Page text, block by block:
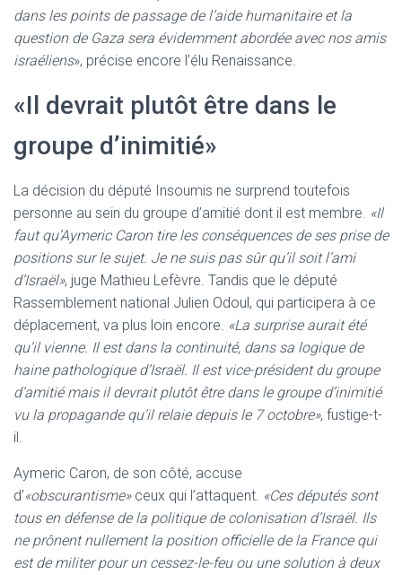
dans les points de passage de l’aide humanitaire et la
question de Gaza sera évidemment abordée avec nos amis
israéliens», précise encore l’élu Renaissance.
«Il devrait plutôt être dans le
groupe d’inimitié»
La décision du député Insoumis ne surprend toutefois
personne au sein du groupe d’amitié dont il est membre. «Il
faut qu’Aymeric Caron tire les conséquences de ses prise de
positions sur le sujet. Je ne suis pas sûr qu’il soit l’ami
d’Israël», juge Mathieu Lefèvre. Tandis que le député
Rassemblement national Julien Odoul, qui participera à ce
déplacement, va plus loin encore. «La surprise aurait été
qu’il vienne. Il est dans la continuité, dans sa logique de
haine pathologique d’Israël. Il est vice-président du groupe
d’amitié mais il devrait plutôt être dans le groupe d’inimitié
vu la propagande qu’il relaie depuis le 7 octobre», fustige-t-
il.
Aymeric Caron, de son côté, accuse
d’«obscurantisme» ceux qui l’attaquent. «Ces députés sont
tous en défense de la politique de colonisation d’Israël. Ils
ne prônent nullement la position officielle de la France qui
est de militer pour un cessez-le-feu ou une solution à deux